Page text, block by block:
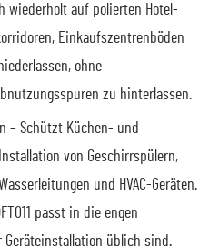
wiederholt auf polierten Hotel-
Einkaufszentrenböden
ohne
zu hinterlassen.
– Schützt Küchen- und
von Geschirrspülern,
und HVAC-Geräten.
passt in die engen
Geräteinstallation üblich sind.